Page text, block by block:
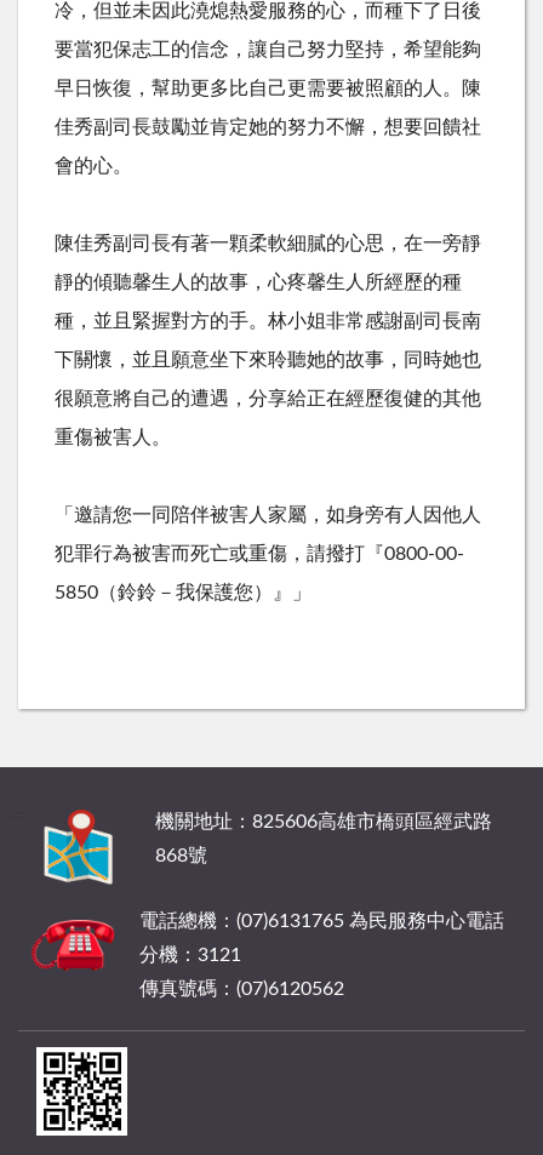
冷，但並未因此澆熄熱愛服務的心，而種下了日後
要當犯保志工的信念，讓自己努力堅持，希望能夠
早日恢復，幫助更多比自己更需要被照顧的人。陳
佳秀副司長鼓勵並肯定她的努力不懈，想要回饋社
會的心。
陳佳秀副司長有著一顆柔軟細膩的心思，在一旁靜
靜的傾聽馨生人的故事，心疼馨生人所經歷的種
種，並且緊握對方的手。林小姐非常感謝副司長南
下關懷，並且願意坐下來聆聽她的故事，同時她也
很願意將自己的遭遇，分享給正在經歷復健的其他
重傷被害人。
「邀請您一同陪伴被害人家屬，如身旁有人因他人
犯罪行為被害而死亡或重傷，請撥打『 0800-00-
5850 （鈴鈴－我保護您）』」
機關地址：825606高雄市橋頭區經武路
868號
電話總機：(07)6131765 為民服務中心電話
分機：3121
傳真號碼：(07)6120562